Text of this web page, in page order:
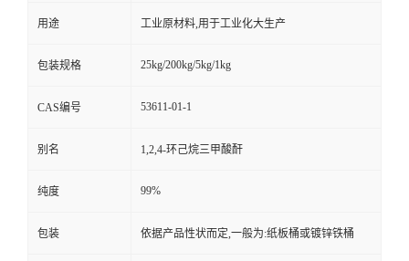
用途 工业原材料,用于工业化大生产
包装规格 25kg/200kg/5kg/1kg
CAS编号 53611-01-1
别名 1,2,4-环己烷三甲酸酐
纯度 99%
包装 依据产品性状而定,一般为:纸板桶或镀锌铁桶